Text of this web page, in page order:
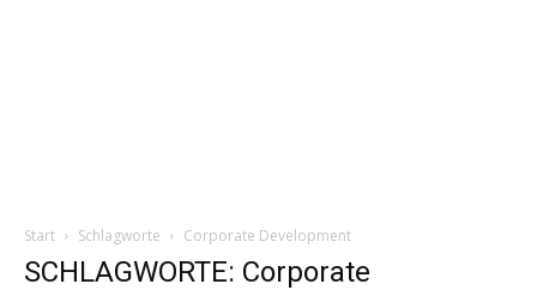
Start Schlagworte Corporate Development
SCHLAGWORTE: Corporate